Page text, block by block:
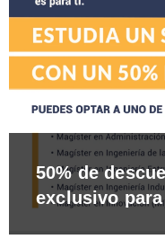
50% de
exclusivo